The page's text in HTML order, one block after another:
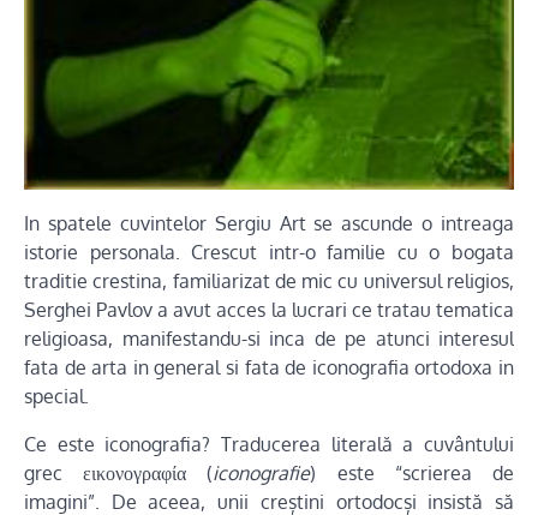
In spatele cuvintelor Sergiu Art se ascunde o intreaga
istorie personala. Crescut intr-o familie cu o bogata
traditie crestina, familiarizat de mic cu universul religios,
Serghei Pavlov a avut acces la lucrari ce tratau tematica
religioasa, manifestandu-si inca de pe atunci interesul
fata de arta in general si fata de iconografia ortodoxa in
special.
Ce este iconografia? Traducerea literală a cuvântului
grec εικονογραφία (iconografie) este “scrierea de
imagini”. De aceea, unii creștini ortodocși insistă să